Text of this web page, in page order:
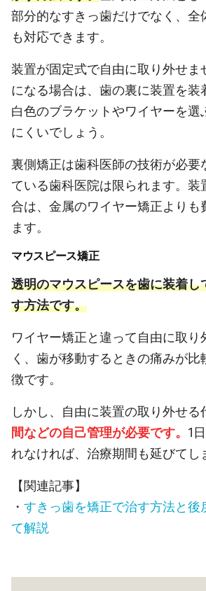
部分的なすきっ歯だけでなく、全
も対応できます。
装置が固定式で自由に取り外せま
になる場合は、歯の裏に装置を装
白色のブラケットやワイヤーを選
にくいでしょう。
裏側矯正は歯科医師の技術が必要
ている歯科医院は限られます。装
合は、金属のワイヤー矯正よりも
ます。
マウスピース矯正
透明のマウスピースを歯に装着し
す方法です。
ワイヤー矯正と違って自由に取り
く、歯が移動するときの痛みが
徴です。
しかし、自由に装置の取り外せる
間などの自己管理が必要です。 1
れなければ、治療期間も延びてし
【関連記事】
・ すきっ歯を矯正で治す方法と後
て解説